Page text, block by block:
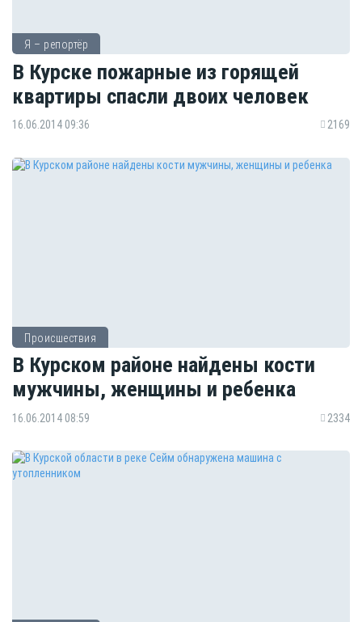
Я – репортёр
В Курске пожарные из горящей
квартиры спасли двоих человек
16.06.2014 09:36 2169
Происшествия
В Курском районе найдены кости
мужчины, женщины и ребенка
16.06.2014 08:59 2334